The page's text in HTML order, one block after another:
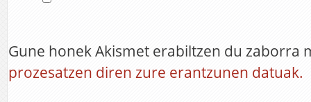
Gune honek Akismet erabiltzen du zaborra
prozesatzen diren zure erantzunen datuak.